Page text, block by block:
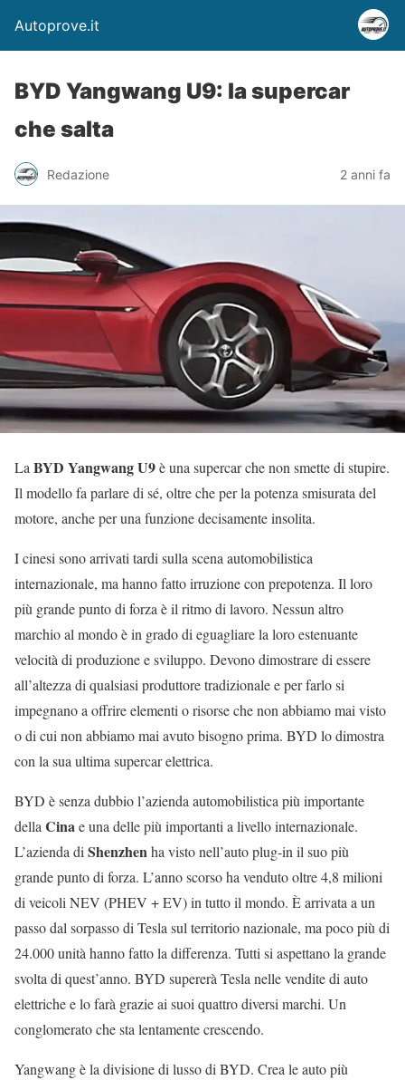
Autoprove.it
BYD Yangwang U9: la supercar
che salta
Redazione 2 anni fa
LaBYD Yangwang U9è una supercar che non smette di stupire.
Il modello fa parlare di sé, oltre che per la potenza smisurata del
motore, anche per una funzione decisamente insolita.
I cinesi sono arrivati tardi sulla scena automobilistica
internazionale, ma hanno fatto irruzione con prepotenza. Il loro
più grande punto di forza è il ritmo di lavoro. Nessun altro
marchio al mondo è in grado di eguagliare la loro estenuante
velocità di produzione e sviluppo. Devono dimostrare di essere
all’altezza di qualsiasi produttore tradizionale e per farlo si
impegnano a offrire elementi o risorse che non abbiamo mai visto
o di cui non abbiamo mai avuto bisogno prima. BYD lo dimostra
con la sua ultima supercar elettrica.
BYD è senza dubbio l’azienda automobilistica più importante
dellaCinae una delle più importanti a livello internazionale.
L’azienda diShenzhenha visto nell’auto plug-in il suo più
grande punto di forza. L’anno scorso ha venduto oltre 4,8 milioni
di veicoli NEV (PHEV + EV) in tutto il mondo. È arrivata a un
passo dal sorpasso di Tesla sul territorio nazionale, ma poco più di
24.000 unità hanno fatto la differenza. Tutti si aspettano la grande
svolta di quest’anno. BYD supererà Tesla nelle vendite di auto
elettriche e lo farà grazie ai suoi quattro diversi marchi. Un
conglomerato che sta lentamente crescendo.
Yangwang è la divisione di lusso di BYD. Crea le auto più